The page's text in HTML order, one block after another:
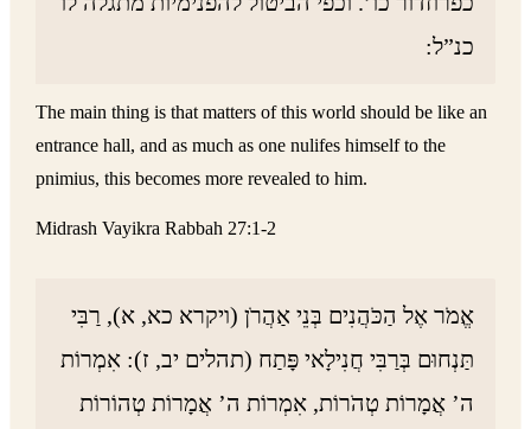
כנ”ל:
The main thing is that matters of this world should be like an
entrance hall, and as much as one nulifes himself to the
pnimius, this becomes more revealed to him.
Midrash Vayikra Rabbah 27:1-2
אֱמֹר אֶל הַכֹּהֲנִים בְּנֵי אַהֲרֹן (ויקרא כא, א), רַבִּי
תַּנְחוּם בְּרַבִּי חֲנִילָאי פָּתַח (תהלים יב, ז): אִמְרוֹת
ה’ אֲמָרוֹת טְהֹרוֹת, אִמְרוֹת ה’ אֲמָרוֹת טְהוֹרוֹת